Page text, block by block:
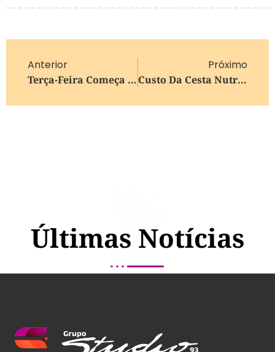
Anterior
Terça-Feira Começa Fria E Com Tempo Firme Na Região Sul
Próximo
Custo Da Cesta Nutricional Familiar Recua Em Junho No RS, Mas Segue Comprometendo Quase 90% Do Salário Mínimo
Últimas Notícias